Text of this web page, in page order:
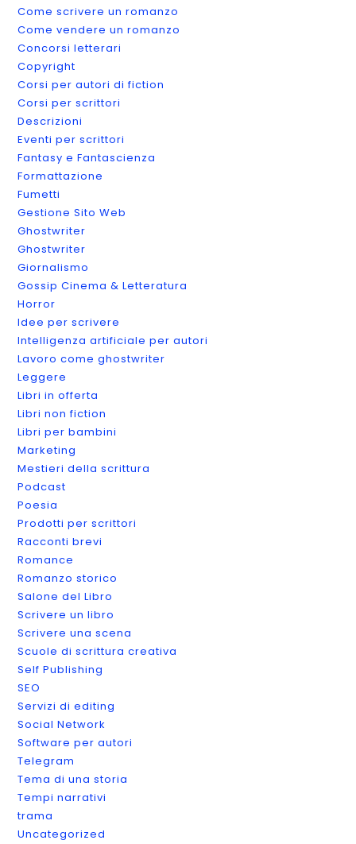
Come scrivere un romanzo
Come vendere un romanzo
Concorsi letterari
Copyright
Corsi per autori di fiction
Corsi per scrittori
Descrizioni
Eventi per scrittori
Fantasy e Fantascienza
Formattazione
Fumetti
Gestione Sito Web
Ghostwriter
Ghostwriter
Giornalismo
Gossip Cinema & Letteratura
Horror
Idee per scrivere
Intelligenza artificiale per autori
Lavoro come ghostwriter
Leggere
Libri in offerta
Libri non fiction
Libri per bambini
Marketing
Mestieri della scrittura
Podcast
Poesia
Prodotti per scrittori
Racconti brevi
Romance
Romanzo storico
Salone del Libro
Scrivere un libro
Scrivere una scena
Scuole di scrittura creativa
Self Publishing
SEO
Servizi di editing
Social Network
Software per autori
Telegram
Tema di una storia
Tempi narrativi
trama
Uncategorized